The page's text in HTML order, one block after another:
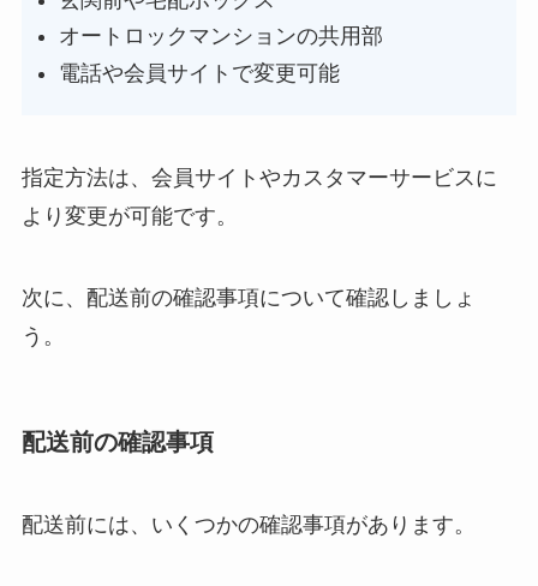
オートロックマンションの共用部
電話や会員サイトで変更可能
指定方法は、会員サイトやカスタマーサービスに
より変更が可能です。
次に、配送前の確認事項について確認しましょ
う。
配送前の確認事項
配送前には、いくつかの確認事項があります。